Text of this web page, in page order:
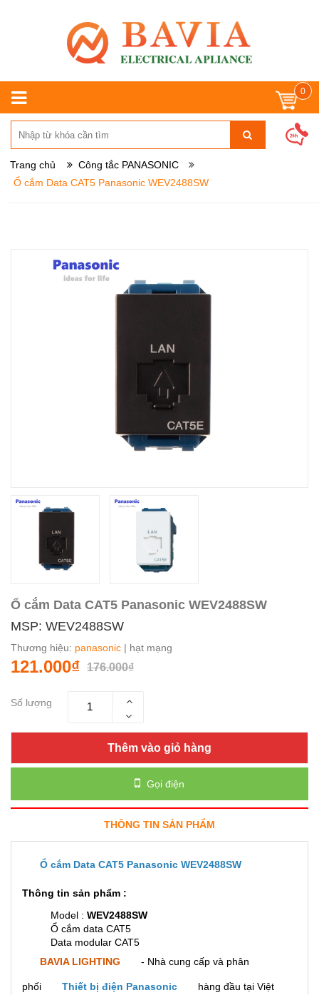
0
Trang chủ
Công tắc PANASONIC
Ổ cắm Data CAT5 Panasonic WEV2488SW
Ổ cắm Data CAT5 Panasonic WEV2488SW
MSP: WEV2488SW
Thương hiệu: panasonic | hạt mạng
121.000₫ 176.000₫
Số lượng
Thêm vào giỏ hàng
Gọi điện
THÔNG TIN SẢN PHẨM
Ổ cắm Data CAT5 Panasonic WEV2488SW
Thông tin sản phẩm :
Model : WEV2488SW
Ổ cắm data CAT5
Data modular CAT5
BAVIA LIGHTING
- Nhà cung cấp và phân
phối Thiết bị điện Panasonic
hàng đầu tại Việt